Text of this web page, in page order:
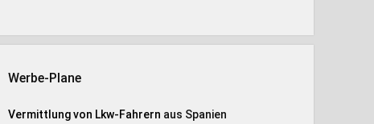
Werbe-Plane
Vermittlung von Lkw-Fahrern aus Spanien